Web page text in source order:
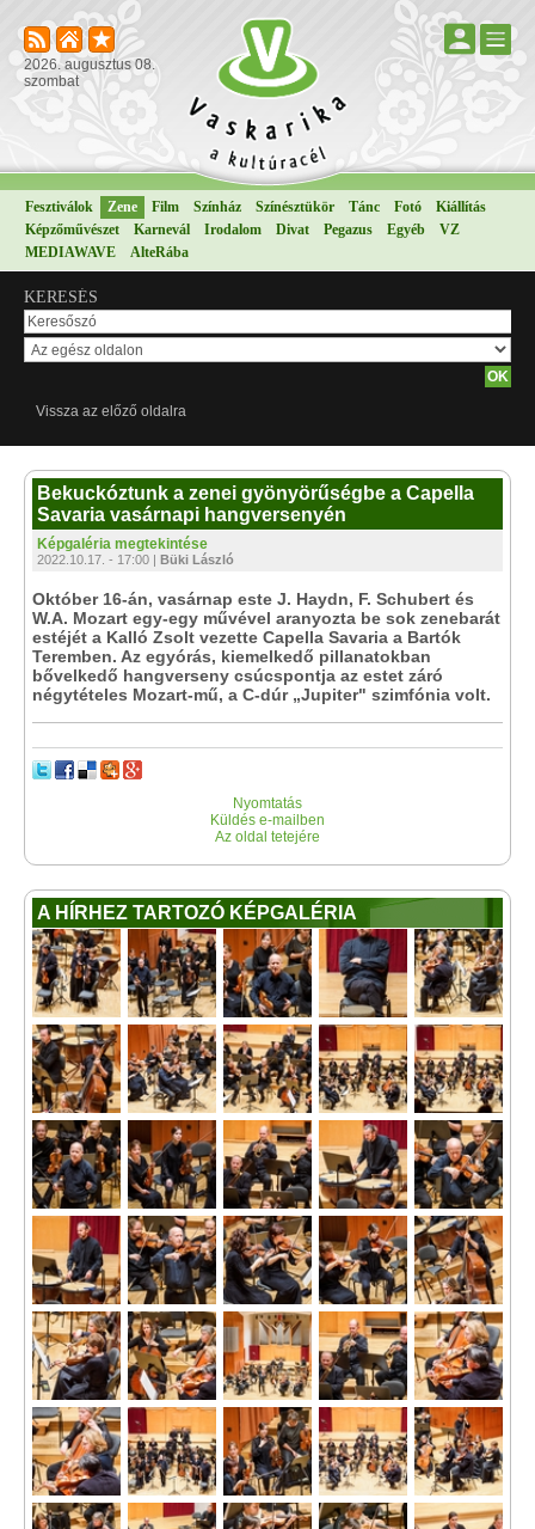
2026. augusztus 08.
szombat
Fesztiválok Zene Film Színház Színésztükör Tánc Fotó
Kiállítás
Képzőművészet
Karnevál Irodalom Divat Pegazus Egyéb
VZ
MEDIAWAVE
AlteRába
KERESÉS
Vissza az előző oldalra
Bekuckóztunk a zenei gyönyörűségbe a Capella
Savaria vasárnapi hangversenyén
Képgaléria megtekintése
2022.10.17. - 17:00 | Büki László
Október 16-án, vasárnap este J. Haydn, F. Schubert és
W.A. Mozart egy-egy művével aranyozta be sok zenebarát
estéjét a Kalló Zsolt vezette Capella Savaria a Bartók
Teremben. Az egyórás, kiemelkedő pillanatokban
bővelkedő hangverseny csúcspontja az estet záró
négytételes Mozart-mű, a C-dúr „Jupiter" szimfónia volt.
Nyomtatás
Küldés e-mailben
Az oldal tetejére
A HÍRHEZ TARTOZÓ KÉPGALÉRIA